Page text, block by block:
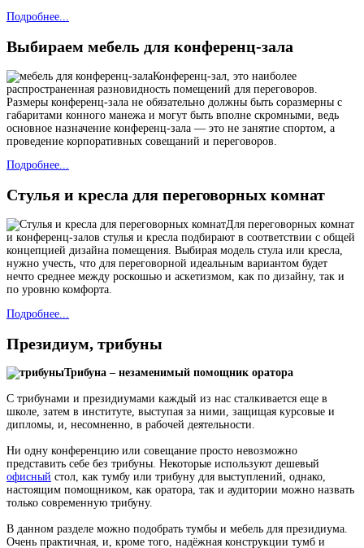
Подробнее...
Выбираем мебель для конференц-зала
Конференц-зал, это наиболее
распространенная разновидность помещений для переговоров.
Размеры конференц-зала не обязательно должны быть соразмерны с
габаритами конного манежа и могут быть вполне скромными, ведь
основное назначение конференц-зала — это не занятие спортом, а
проведение корпоративных совещаний и переговоров.
Подробнее...
Стулья и кресла для переговорных комнат
Для переговорных комнат
и конференц-залов стулья и кресла подбирают в соответствии с общей
концепцией дизайна помещения. Выбирая модель стула или кресла,
нужно учесть, что для переговорной идеальным вариантом будет
нечто среднее между роскошью и аскетизмом, как по дизайну, так и
по уровню комфорта.
Подробнее...
Президиум, трибуны
Трибуна – незаменимый помощник оратора
С трибунами и президиумами каждый из нас сталкивается еще в
школе, затем в институте, выступая за ними, защищая курсовые и
дипломы, и, несомненно, в рабочей деятельности.
Ни одну конференцию или совещание просто невозможно
представить себе без трибуны. Некоторые используют дешевый
офисный стол, как тумбу или трибуну для выступлений, однако,
настоящим помощником, как оратора, так и аудитории можно назвать
только современную трибуну.
В данном разделе можно подобрать тумбы и мебель для президиума.
Очень практичная, и, кроме того, надёжная конструкции тумб и